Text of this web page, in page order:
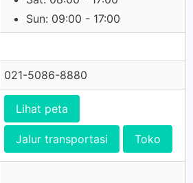
Sun: 09:00 - 17:00
021-5086-8880
Lihat peta
Jalur transportasi Toko